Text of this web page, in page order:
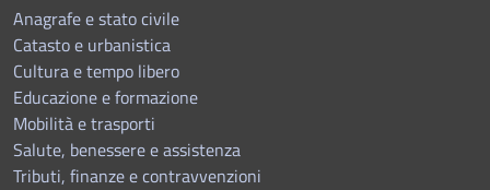
Anagrafe e stato civile
Catasto e urbanistica
Cultura e tempo libero
Educazione e formazione
Mobilità e trasporti
Salute, benessere e assistenza
Tributi, finanze e contravvenzioni